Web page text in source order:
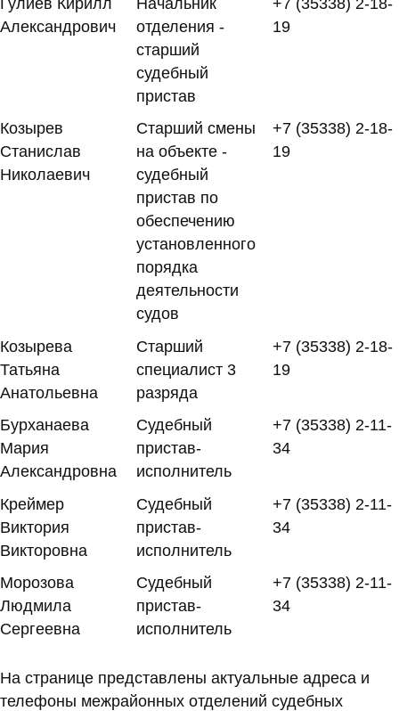
Александрович
отделения -
старший
судебный
пристав
19
Козырев
Станислав
Николаевич
Старший смены
на объекте -
судебный
пристав по
обеспечению
установленного
порядка
деятельности
судов
+7 (35338) 2-18-
19
Козырева
Татьяна
Анатольевна
Старший
специалист 3
разряда
+7 (35338) 2-18-
19
Бурханаева
Мария
Александровна
Судебный
пристав-
исполнитель
+7 (35338) 2-11-
34
Креймер
Виктория
Викторовна
Судебный
пристав-
исполнитель
+7 (35338) 2-11-
34
Морозова
Людмила
Сергеевна
Судебный
пристав-
исполнитель
+7 (35338) 2-11-
34
На странице представлены актуальные адреса и
телефоны межрайонных отделений судебных